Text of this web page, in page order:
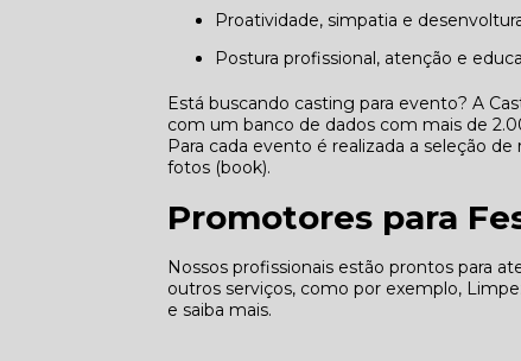
Proatividade, simpatia e
Postura profissional, atenção e
Está buscando casting para evento? A
com um banco de dados com mais de
Para cada evento é realizada a seleção
fotos (book).
Promotores para
Nossos profissionais estão prontos para
outros serviços, como por exemplo,
e saiba mais.